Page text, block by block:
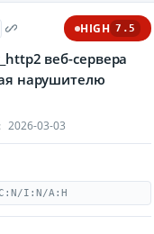
HIGH 7.5
веб-сервера
нарушителю
2026-03-03
I:N/A:H